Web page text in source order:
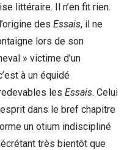
littéraire. Il n’en fit rien.
des Essais, il ne
lors de son
» victime d’un
à un équidé
les Essais. Celui
dans le bref chapitre
un otium indiscipliné
très bientôt que